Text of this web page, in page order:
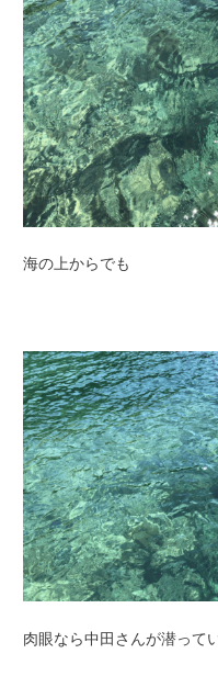
海の上からでも
肉眼なら中田さんが潜って